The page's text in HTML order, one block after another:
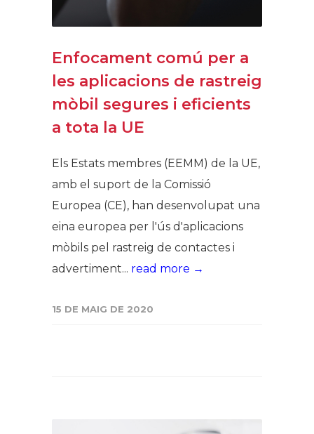
Enfocament comú per a
les aplicacions de rastreig
mòbil segures i eficients
a tota la UE
Els Estats membres (EEMM) de la UE,
amb el suport de la Comissió
Europea (CE), han desenvolupat una
eina europea per l'ús d'aplicacions
mòbils pel rastreig de contactes i
advertiment... read more →
15 DE MAIG DE 2020